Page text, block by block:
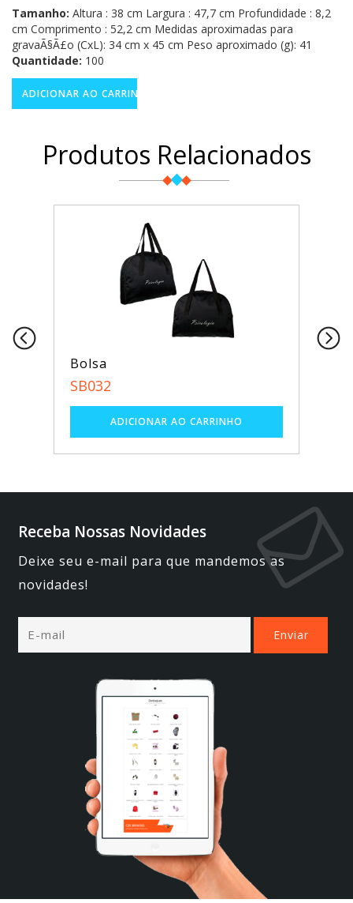
Tamanho: Altura : 38 cm Largura : 47,7 cm Profundidade : 8,2
cm Comprimento : 52,2 cm Medidas aproximadas para
gravaÃ§Ã£o (CxL): 34 cm x 45 cm Peso aproximado (g): 41
Quantidade: 100
Produtos Relacionados
Bolsa
SB032
Receba Nossas Novidades
Deixe seu e-mail para que mandemos as
novidades!